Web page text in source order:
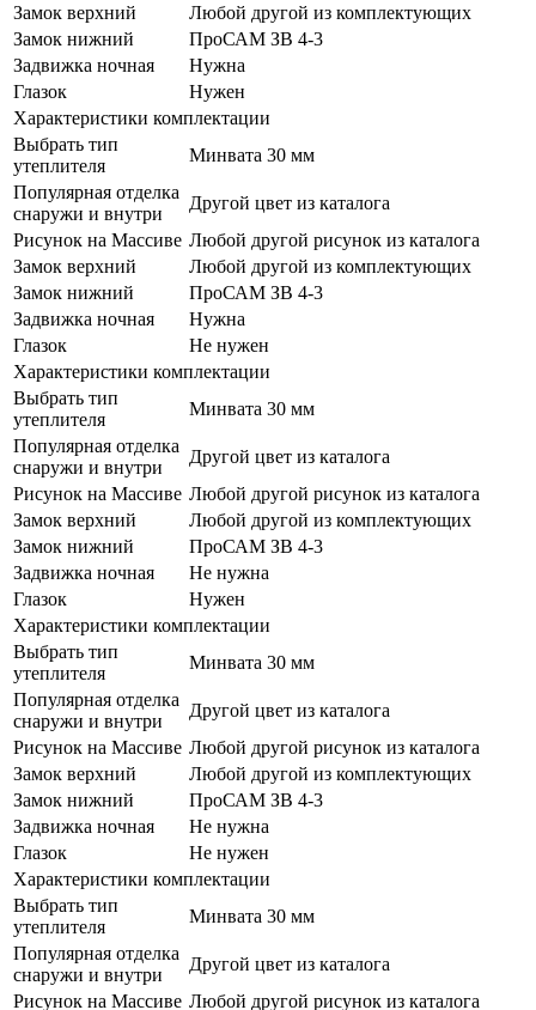
Замок верхний
Любой другой из комплектующих
Замок нижний
ПроСАМ ЗВ 4-3
Задвижка ночная
Нужна
Глазок
Нужен
Характеристики комплектации
Выбрать тип
утеплителя
Минвата 30 мм
Популярная отделка
снаружи и внутри
Другой цвет из каталога
Рисунок на Массиве Любой другой рисунок из каталога
Замок верхний
Любой другой из комплектующих
Замок нижний
ПроСАМ ЗВ 4-3
Задвижка ночная
Нужна
Глазок
Не нужен
Характеристики комплектации
Выбрать тип
утеплителя
Минвата 30 мм
Популярная отделка
снаружи и внутри
Другой цвет из каталога
Рисунок на Массиве Любой другой рисунок из каталога
Замок верхний
Любой другой из комплектующих
Замок нижний
ПроСАМ ЗВ 4-3
Задвижка ночная
Не нужна
Глазок
Нужен
Характеристики комплектации
Выбрать тип
утеплителя
Минвата 30 мм
Популярная отделка
снаружи и внутри
Другой цвет из каталога
Рисунок на Массиве Любой другой рисунок из каталога
Замок верхний
Любой другой из комплектующих
Замок нижний
ПроСАМ ЗВ 4-3
Задвижка ночная
Не нужна
Глазок
Не нужен
Характеристики комплектации
Выбрать тип
утеплителя
Минвата 30 мм
Популярная отделка
снаружи и внутри
Другой цвет из каталога
Рисунок на Массиве Любой другой рисунок из каталога